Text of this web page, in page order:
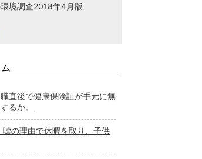
境調査2018年4月版
直後で健康保険証が手元に無
るか。
嘘の理由で休暇を取り、子供